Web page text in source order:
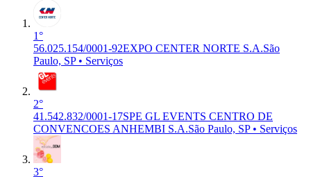
1°
56.025.154/0001-92EXPO CENTER NORTE S.A.São
Paulo, SP • Serviços
2°
41.542.832/0001-17SPE GL EVENTS CENTRO DE
CONVENCOES ANHEMBI S.A.São Paulo, SP • Serviços
3°